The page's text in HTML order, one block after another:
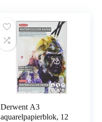
Derwent A3
aquarelpapierblok, 12